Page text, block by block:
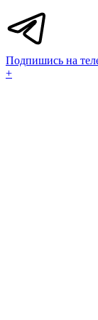
Подпишись на
+